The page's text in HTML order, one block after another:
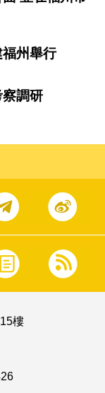
州舉行
調研
樓